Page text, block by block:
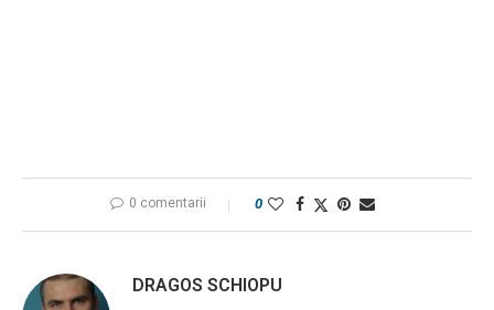
0 comentarii 0
DRAGOS SCHIOPU